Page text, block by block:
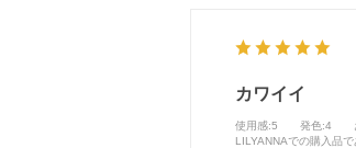
カワイイ
使用感:5 発色:4
LILYANNAでの購入品